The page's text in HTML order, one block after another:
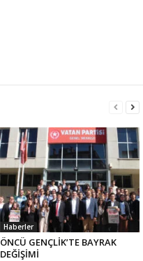
Haberler
ÖNCÜ GENÇLİK’TE BAYRAK
DEĞİŞİMİ